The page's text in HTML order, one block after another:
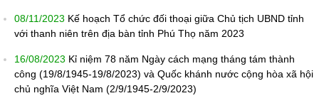
08/11/2023 Kế hoạch Tổ chức đối thoại giữa Chủ tịch UBND tỉnh
với thanh niên trên địa bàn tỉnh Phú Thọ năm 2023
16/08/2023 Kỉ niệm 78 năm Ngày cách mạng tháng tám thành
công (19/8/1945-19/8/2023) và Quốc khánh nước cộng hòa xã hội
chủ nghĩa Việt Nam (2/9/1945-2/9/2023)